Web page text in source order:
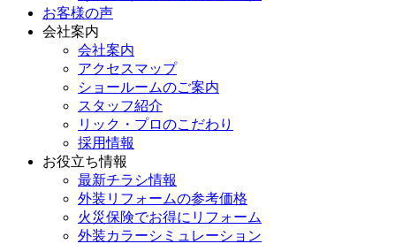
お客様の声
会社案内
会社案内
アクセスマップ
ショールームのご案内
スタッフ紹介
リック・プロのこだわり
採用情報
お役立ち情報
最新チラシ情報
外装リフォームの参考価格
火災保険でお得にリフォーム
外装カラーシミュレーション